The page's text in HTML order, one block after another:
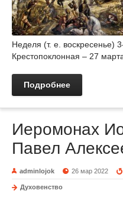
Неделя (т. е. воскресенье)
Крестопоклонная – 27
Подробнее
Иеромонах
Павел
adminlojok 26 мар 2022
Духовенство